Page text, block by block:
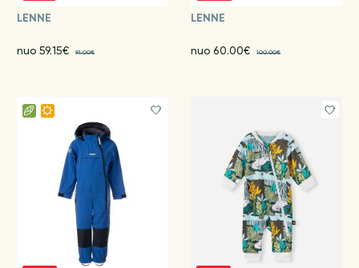
LENNE
nuo 59.15€ 91.00€
LENNE
nuo 60.00€ 100.00€